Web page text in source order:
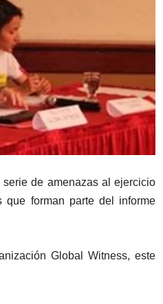
de amenazas al ejercicio
forman parte del informe
Global Witness, este